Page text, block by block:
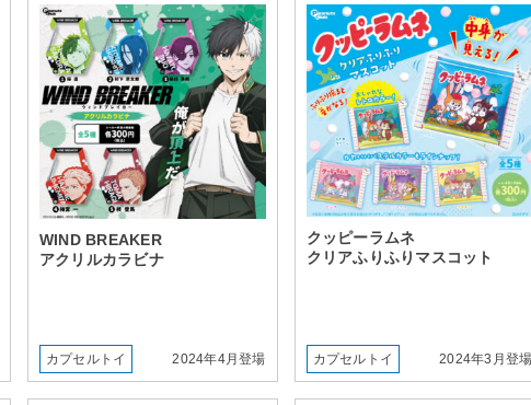
WIND BREAKER
アクリルカラビナ
カプセルトイ 2024年4月登場
クッピーラムネ
クリアふりふりマスコット
カプセルトイ 2024年3月登